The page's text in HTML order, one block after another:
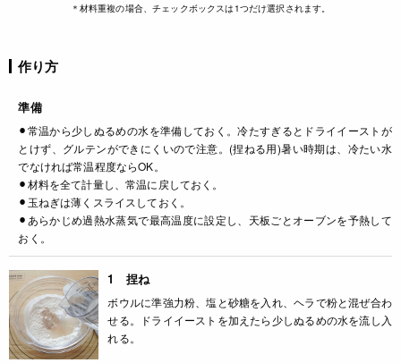
＊材料重複の場合、チェックボックスは1つだけ選択されます。
作り方
準備
⚫︎常温から少しぬるめの水を準備しておく。冷たすぎるとドライイーストが
とけず、グルテンができにくいので注意。(捏ねる用)暑い時期は、冷たい水
でなければ常温程度ならOK。
⚫︎材料を全て計量し、常温に戻しておく。
⚫︎玉ねぎは薄くスライスしておく。
⚫︎あらかじめ過熱水蒸気で最高温度に設定し、天板ごとオーブンを予熱して
おく。
1 捏ね
ボウルに準強力粉、塩と砂糖を入れ、ヘラで粉と混ぜ合わ
せる。ドライイーストを加えたら少しぬるめの水を流し入
れる。